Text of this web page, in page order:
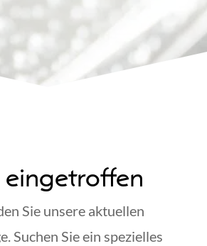
eingetroffen
Sie unsere aktuellen
Suchen Sie ein spezielles